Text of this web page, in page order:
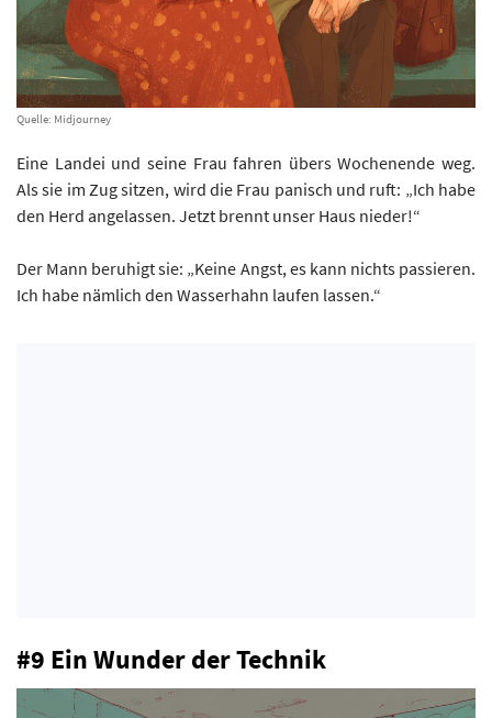
Quelle: Midjourney
Eine Landei und seine Frau fahren übers Wochenende weg.
Als sie im Zug sitzen, wird die Frau panisch und ruft: „Ich habe
den Herd angelassen. Jetzt brennt unser Haus nieder!“
Der Mann beruhigt sie: „Keine Angst, es kann nichts passieren.
Ich habe nämlich den Wasserhahn laufen lassen.“
#9 Ein Wunder der Technik